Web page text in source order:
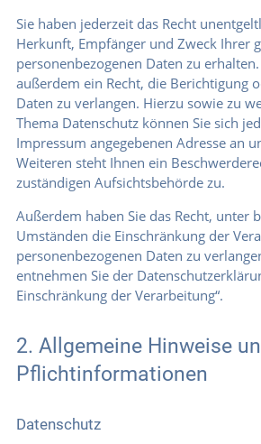
Sie haben jederzeit das Recht
Herkunft, Empfänger und Zweck Ihrer
personenbezogenen Daten zu
außerdem ein Recht, die Berichtigung
Daten zu verlangen. Hierzu sowie zu
Thema Datenschutz können Sie sich
Impressum angegebenen Adresse an
Weiteren steht Ihnen ein
zuständigen Aufsichtsbehörde zu.
Außerdem haben Sie das Recht, unter
Umständen die Einschränkung der
personenbezogenen Daten zu
entnehmen Sie der
Einschränkung der Verarbeitung“.
2. Allgemeine Hinweise
Pflichtinformationen
Datenschutz